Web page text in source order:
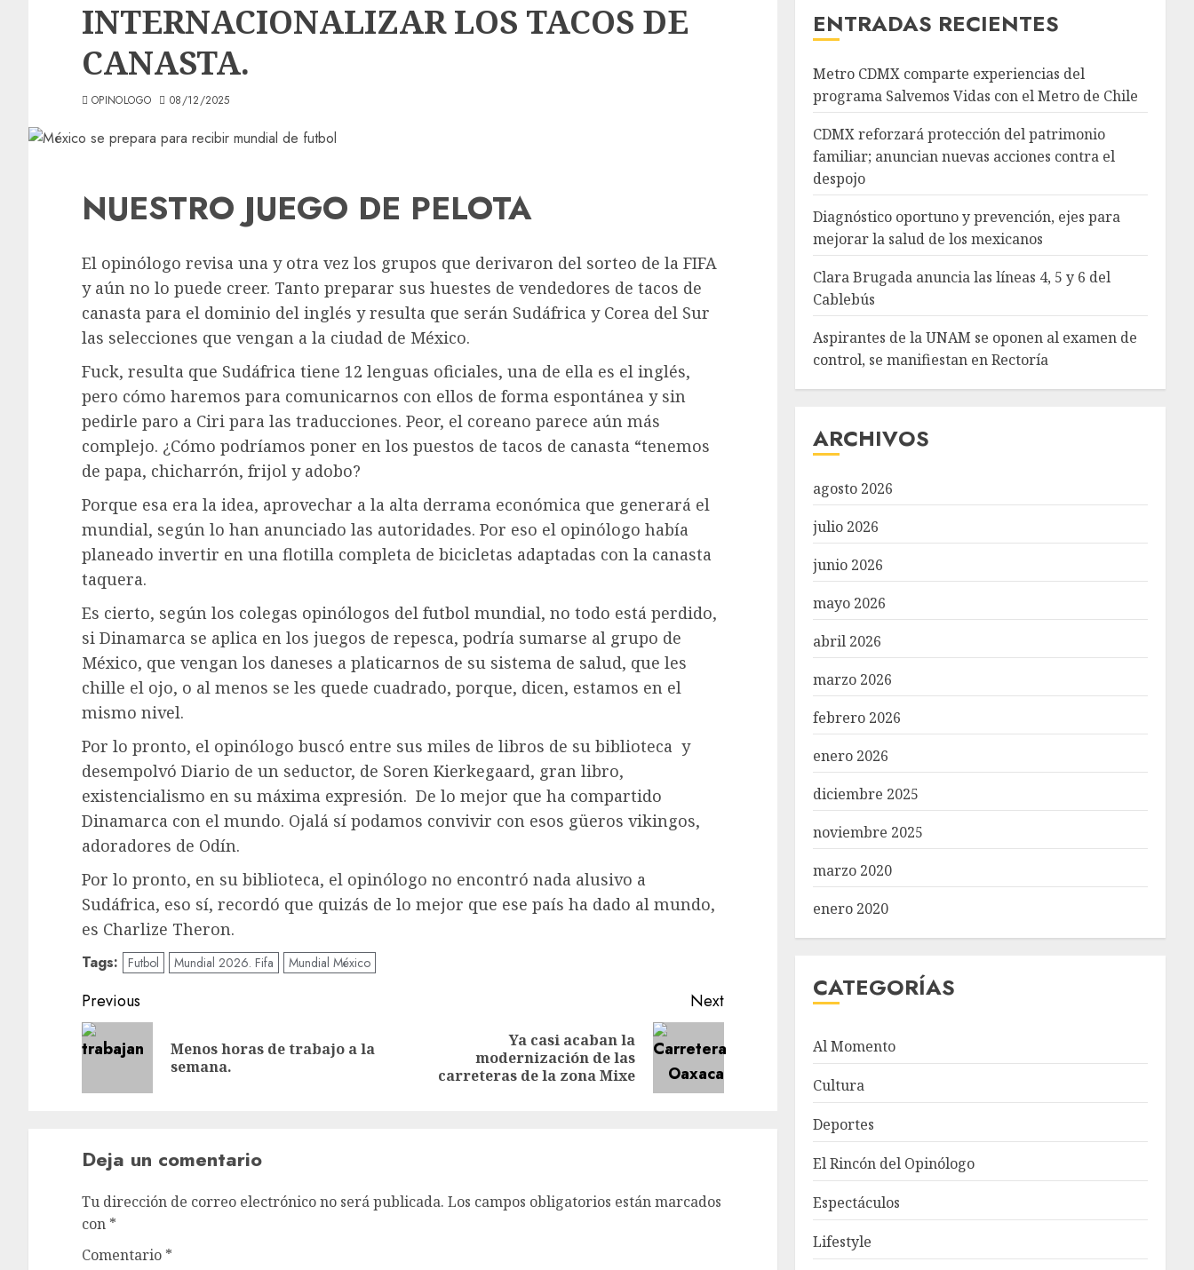
INTERNACIONALIZAR LOS TACOS DE
CANASTA.
OPINOLOGO 08/12/2025
NUESTRO JUEGO DE PELOTA
El opinólogo revisa una y otra vez los grupos que derivaron del sorteo de la FIFA
y aún no lo puede creer. Tanto preparar sus huestes de vendedores de tacos de
canasta para el dominio del inglés y resulta que serán Sudáfrica y Corea del Sur
las selecciones que vengan a la ciudad de México.
Fuck, resulta que Sudáfrica tiene 12 lenguas oficiales, una de ella es el inglés,
pero cómo haremos para comunicarnos con ellos de forma espontánea y sin
pedirle paro a Ciri para las traducciones. Peor, el coreano parece aún más
complejo. ¿Cómo podríamos poner en los puestos de tacos de canasta “tenemos
de papa, chicharrón, frijol y adobo?
Porque esa era la idea, aprovechar a la alta derrama económica que generará el
mundial, según lo han anunciado las autoridades. Por eso el opinólogo había
planeado invertir en una flotilla completa de bicicletas adaptadas con la canasta
taquera.
Es cierto, según los colegas opinólogos del futbol mundial, no todo está perdido,
si Dinamarca se aplica en los juegos de repesca, podría sumarse al grupo de
México, que vengan los daneses a platicarnos de su sistema de salud, que les
chille el ojo, o al menos se les quede cuadrado, porque, dicen, estamos en el
mismo nivel.
Por lo pronto, el opinólogo buscó entre sus miles de libros de su biblioteca y
desempolvó Diario de un seductor, de Soren Kierkegaard, gran libro,
existencialismo en su máxima expresión. De lo mejor que ha compartido
Dinamarca con el mundo. Ojalá sí podamos convivir con esos güeros vikingos,
adoradores de Odín.
Por lo pronto, en su biblioteca, el opinólogo no encontró nada alusivo a
Sudáfrica, eso sí, recordó que quizás de lo mejor que ese país ha dado al mundo,
es Charlize Theron.
Tags: Futbol Mundial 2026. Fifa Mundial México
Post
navigation
Previous
post:
Menos horas de trabajo a la
semana.
Next
post:
Ya casi acaban la
modernización de las
carreteras de la zona Mixe
Deja un comentario
Tu dirección de correo electrónico no será publicada. Los campos obligatorios están marcados
con *
Comentario *
ENTRADAS RECIENTES
Metro CDMX comparte experiencias del
programa Salvemos Vidas con el Metro de Chile
CDMX reforzará protección del patrimonio
familiar; anuncian nuevas acciones contra el
despojo
Diagnóstico oportuno y prevención, ejes para
mejorar la salud de los mexicanos
Clara Brugada anuncia las líneas 4, 5 y 6 del
Cablebús
Aspirantes de la UNAM se oponen al examen de
control, se manifiestan en Rectoría
ARCHIVOS
agosto 2026
julio 2026
junio 2026
mayo 2026
abril 2026
marzo 2026
febrero 2026
enero 2026
diciembre 2025
noviembre 2025
marzo 2020
enero 2020
CATEGORÍAS
Al Momento
Cultura
Deportes
El Rincón del Opinólogo
Espectáculos
Lifestyle